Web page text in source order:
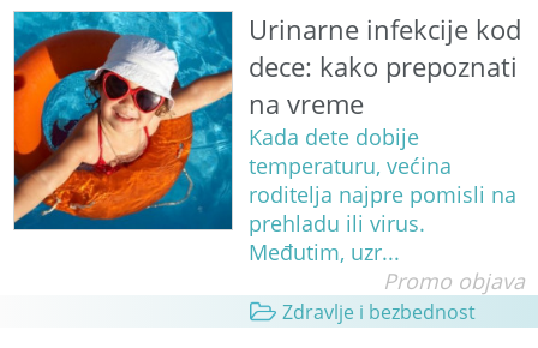
Urinarne infekcije kod
dece: kako prepoznati
na vreme
Kada dete dobije
temperaturu, većina
roditelja najpre pomisli na
prehladu ili virus.
Međutim, uzr...
Promo objava
Zdravlje i bezbednost